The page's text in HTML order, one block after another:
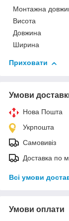
Монтажна
Висота
Довжина
Ширина
Приховати
Умови
Нова Пошта
Укрпошта
Самовивіз
Доставка по
Всі умови
Умови оплати